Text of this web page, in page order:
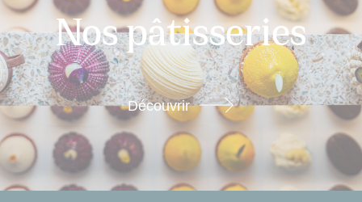
Nos pâtisseries
Découvrir